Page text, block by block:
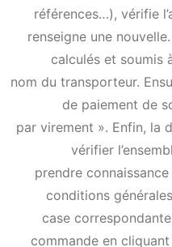
références…), vérifie
renseigne une
calculés et soumis
nom du transporteur.
de paiement de
par virement ». Enfin, la
vérifier
prendre
conditions
case
commande en